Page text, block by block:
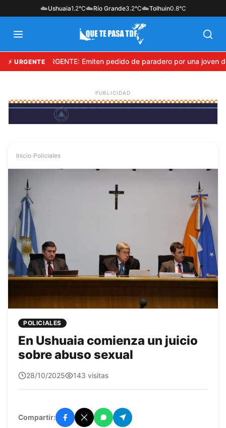
☁️Ushuaia1.2°C☁️Río Grande3.2°C☁️Tolhuin0.8°C
⚡ URGENTEURGENTE: Emiten pedido de paradero por una joven
Inicio Policiales
POLICIALES
En Ushuaia comienza un juicio
sobre abuso sexual
quetepasa1
28/10/2025 143 visitas
Compartir: